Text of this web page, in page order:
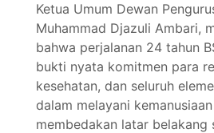
Ketua Umum Dewan
Muhammad Djazuli Ambari,
bahwa perjalanan 24 tahun
bukti nyata komitmen para
kesehatan, dan seluruh
dalam melayani
membedakan latar belakang